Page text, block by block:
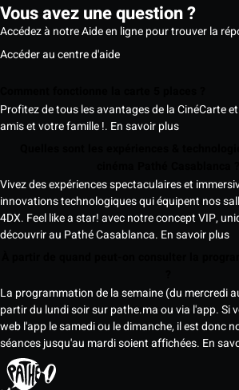
Vous avez une question ?
Accédez à notre Aide en ligne pour trouver la
Accéder au centre d'aide
Profitez de tous les avantages de la CinéCarte
amis et votre famille !. En savoir plus
Vivez des expériences spectaculaires et
innovations technologiques qui équipent nos
4DX. Feel like a star! avec notre concept VIP,
découvrir au Pathé Casablanca. En savoir plus
La programmation de la semaine (du mercredi
partir du lundi soir sur pathe.ma ou via l'app. Si
web l'app le samedi ou le dimanche, il est donc
séances jusqu'au mardi soient affichées. En